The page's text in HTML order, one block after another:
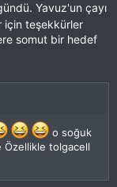
Yavuz'un çayı
için teşekkürler
somut bir hedef
o soğuk
Özellikle tolgacell